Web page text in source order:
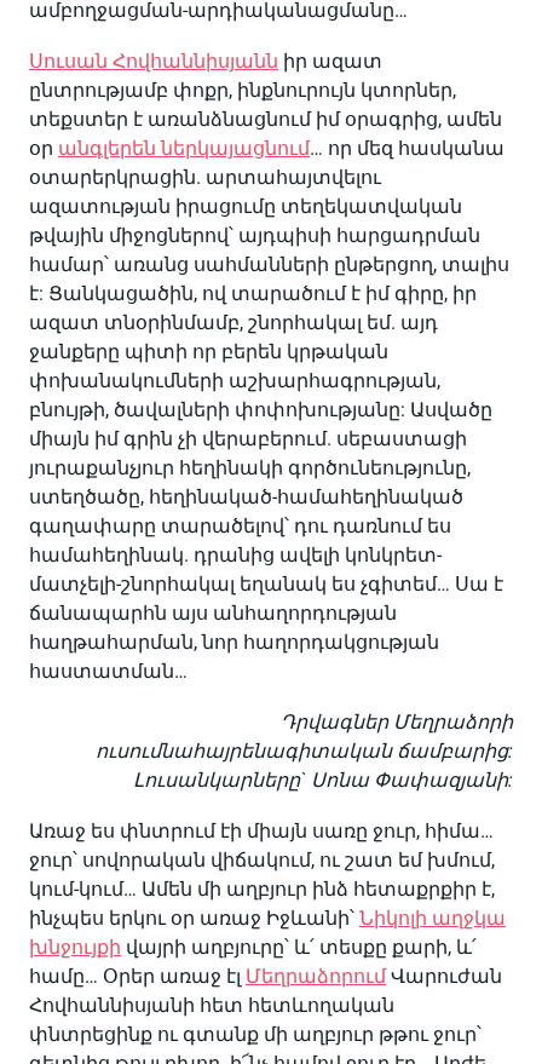
ամբողջացման-արդիականացմանը…
Սուսան Հովհաննիսյանն իր ազատ
ընտրությամբ փոքր, ինքնուրույն կտորներ,
տեքստեր է առանձնացնում իմ օրագրից, ամեն
օր անգլերեն ներկայացնում… որ մեզ հասկանա
օտարերկրացին. արտահայտվելու
ազատության իրացումը տեղեկատվական
թվային միջոցներով՝ այդպիսի հարցադրման
համար՝ առանց սահմանների ընթերցող, տալիս
է: Ցանկացածին, ով տարածում է իմ գիրը, իր
ազատ տնօրինմամբ, շնորհակալ եմ. այդ
ջանքերը պիտի որ բերեն կրթական
փոխանակումների աշխարհագրության,
բնույթի, ծավալների փոփոխությանը: Ասվածը
միայն իմ գրին չի վերաբերում. սեբաստացի
յուրաքանչյուր հեղինակի գործունեությունը,
ստեղծածը, հեղինակած-համահեղինակած
գաղափարը տարածելով՝ դու դառնում ես
համահեղինակ. դրանից ավելի կոնկրետ-
մատչելի-շնորհակալ եղանակ ես չգիտեմ… Սա է
ճանապարհն այս անհաղորդության
հաղթահարման, նոր հաղորդակցության
հաստատման…
Դրվագներ Մեղրաձորի
ուսումնահայրենագիտական ճամբարից:
Լուսանկարները` Սոնա Փափազյանի:
Առաջ ես փնտրում էի միայն սառը ջուր, հիմա…
ջուր՝ սովորական վիճակում, ու շատ եմ խմում,
կում-կում… Ամեն մի աղբյուր ինձ հետաքրքիր է,
ինչպես երկու օր առաջ Իջևանի՝ Նիկոլի աղջկա
խնջույքի վայրի աղբյուրը՝ և՛ տեսքը քարի, և՛
համը… Օրեր առաջ էլ ՄեղրաձորումՎարուժան
Հովհաննիսյանի հետ հետևողական
փնտրեցինք ու գտանք մի աղբյուր թթու ջուր՝